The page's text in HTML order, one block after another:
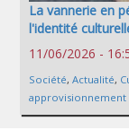
La vannerie en
l'identité
11/06/2026 -
Société, Actualité,
approvisionnement